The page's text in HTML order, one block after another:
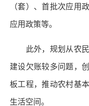
（套）、首批次应用
应用政策等。
此外，规划从农民
建设欠账较多问题，
板工程，推动农村基
生活空间。